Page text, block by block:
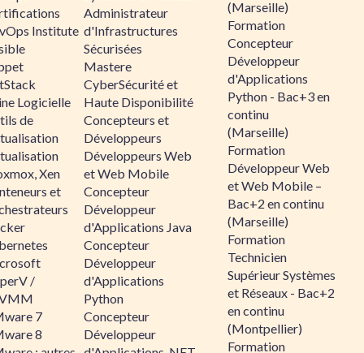
Institute
Logicielle
de
Xen
et
/
7
8
Administrateur
d'Infrastructures
Sécurisées
Mastere
CyberSécurité et
Haute Disponibilité
Concepteurs et
Développeurs
Développeurs Web
et Web Mobile
Concepteur
Développeur
d'Applications Java
Concepteur
Développeur
d'Applications
Python
Concepteur
Développeur
(Marseille)
Formation
Concepteur
Développeur
d'Applications
Python - Bac+3 en
continu
(Marseille)
Formation
Développeur Web
et Web Mobile –
Bac+2 en continu
(Marseille)
Formation
Technicien
Supérieur Systèmes
et Réseaux - Bac+2
en continu
(Montpellier)
Formation